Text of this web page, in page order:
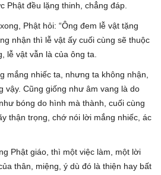
Phật đều lặng thinh, chẳng đáp.
Phật hỏi: “Ông đem lễ vật tặng
nhận thì lễ vật ấy cuối cùng sẽ thuộc
lễ vật vẫn là của ông ta.
mắng nhiếc ta, nhưng ta không nhận,
vậy. Cũng giống như âm vang là do
bóng do hình mà thành, cuối cùng
thận trọng, chớ nói lời mắng nhiếc, ác
Phật giáo, thì một việc làm, một lời
thân, miệng, ý dù đó là thiện hay bất